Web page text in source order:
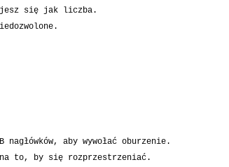
się jak liczba.
aby wywołać oburzenie.
to, by się rozprzestrzeniać.